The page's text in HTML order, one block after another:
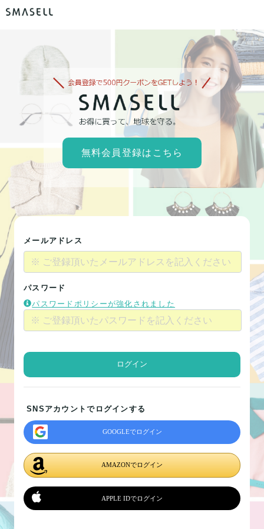
無料会員登録はこちら
メールアドレス
パスワード
パスワードポリシーが強化されました
ログイン
SNSアカウントでログインする
GOOGLEでログイン
AMAZONでログイン
APPLE IDでログイン